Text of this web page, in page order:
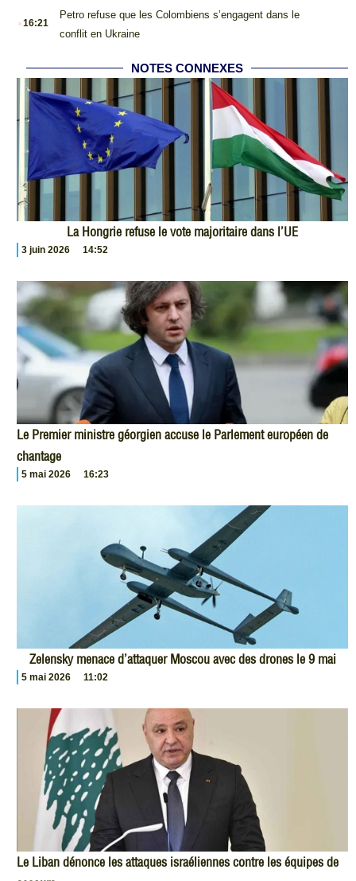
.16:21
Petro refuse que les Colombiens s’engagent dans le
conflit en Ukraine
NOTES CONNEXES
La Hongrie refuse le vote majoritaire dans l’UE
3 juin 2026 14:52
Le Premier ministre géorgien accuse le Parlement européen de
chantage
5 mai 2026 16:23
Zelensky menace d’attaquer Moscou avec des drones le 9 mai
5 mai 2026 11:02
Le Liban dénonce les attaques israéliennes contre les équipes de